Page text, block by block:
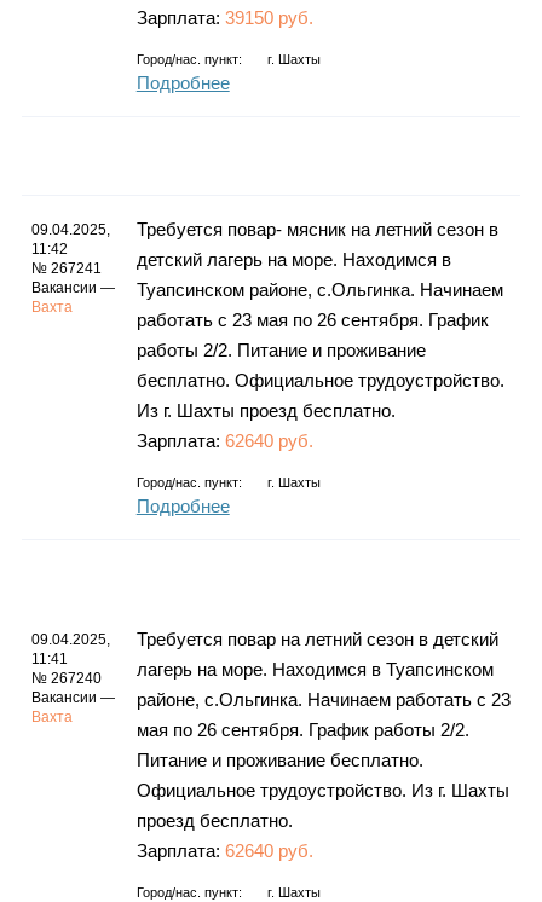
Зарплата: 39150 руб.
Город/нас. пункт: г. Шахты
Подробнее
09.04.2025,
11:42
№ 267241
Вакансии —
Вахта
Требуется повар- мясник на летний сезон в
детский лагерь на море. Находимся в
Туапсинском районе, с.Ольгинка. Начинаем
работать с 23 мая по 26 сентября. График
работы 2/2. Питание и проживание
бесплатно. Официальное трудоустройство.
Из г. Шахты проезд бесплатно.
Зарплата: 62640 руб.
Город/нас. пункт: г. Шахты
Подробнее
09.04.2025,
11:41
№ 267240
Вакансии —
Вахта
Требуется повар на летний сезон в детский
лагерь на море. Находимся в Туапсинском
районе, с.Ольгинка. Начинаем работать с 23
мая по 26 сентября. График работы 2/2.
Питание и проживание бесплатно.
Официальное трудоустройство. Из г. Шахты
проезд бесплатно.
Зарплата: 62640 руб.
Город/нас. пункт: г. Шахты